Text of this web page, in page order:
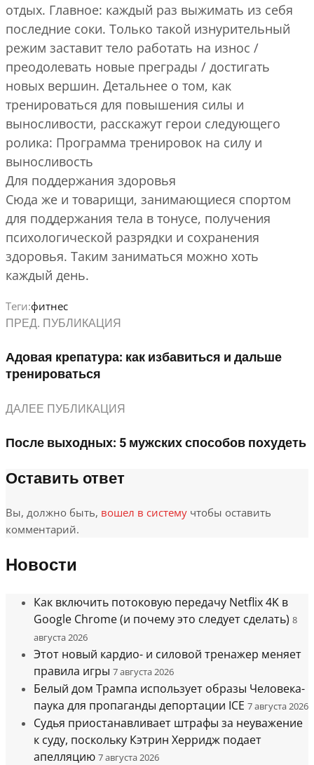
отдых. Главное: каждый раз выжимать из себя
последние соки. Только такой изнурительный
режим заставит тело работать на износ /
преодолевать новые преграды / достигать
новых вершин. Детальнее о том, как
тренироваться для повышения силы и
выносливости, расскажут герои следующего
ролика: Программа тренировок на силу и
выносливость
Для поддержания здоровья
Сюда же и товарищи, занимающиеся спортом
для поддержания тела в тонусе, получения
психологической разрядки и сохранения
здоровья. Таким заниматься можно хоть
каждый день.
Теги:фитнес
ПРЕД. ПУБЛИКАЦИЯ
Адовая крепатура: как избавиться и дальше
тренироваться
ДАЛЕЕ ПУБЛИКАЦИЯ
После выходных: 5 мужских способов похудеть
Оставить ответ
Вы, должно быть, вошел в систему чтобы оставить
комментарий.
Новости
Как включить потоковую передачу Netflix 4K в
Google Chrome (и почему это следует сделать) 8
августа 2026
Этот новый кардио- и силовой тренажер меняет
правила игры 7 августа 2026
Белый дом Трампа использует образы Человека-
паука для пропаганды депортации ICE 7 августа 2026
Судья приостанавливает штрафы за неуважение
к суду, поскольку Кэтрин Херридж подает
апелляцию 7 августа 2026